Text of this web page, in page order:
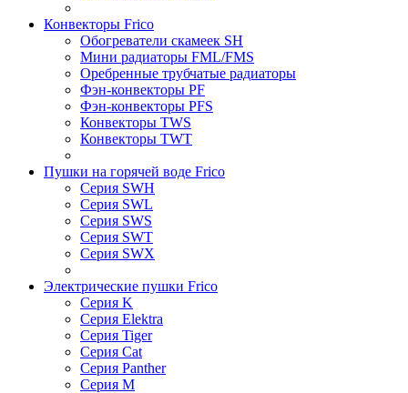
Конвекторы Frico
Обогреватели скамеек SH
Мини радиаторы FML/FMS
Оребренные трубчатые радиаторы
Фэн-конвекторы PF
Фэн-конвекторы PFS
Конвекторы TWS
Конвекторы TWT
Пушки на горячей воде Frico
Серия SWH
Серия SWL
Серия SWS
Серия SWT
Серия SWX
Электрические пушки Frico
Серия K
Серия Elektra
Серия Tiger
Серия Cat
Серия Panther
Серия M